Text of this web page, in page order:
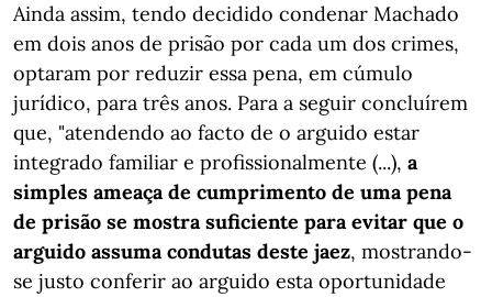
Ainda assim, tendo decidido condenar Machado
em dois anos de prisão por cada um dos crimes,
optaram por reduzir essa pena, em cúmulo
jurídico, para três anos. Para a seguir concluírem
que, "atendendo ao facto de o arguido estar
integrado familiar e profissionalmente (...), a
simples ameaça de cumprimento de uma pena
de prisão se mostra suficiente para evitar que o
arguido assuma condutas deste jaez, mostrando-
se justo conferir ao arguido esta oportunidade